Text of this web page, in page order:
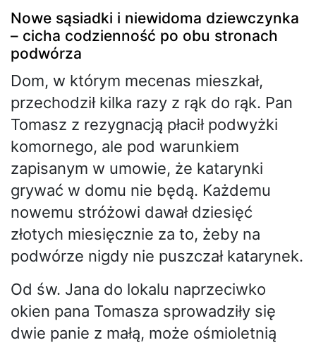
Nowe sąsiadki i niewidoma dziewczynka
– cicha codzienność po obu stronach
podwórza
Dom, w którym mecenas mieszkał,
przechodził kilka razy z rąk do rąk. Pan
Tomasz z rezygnacją płacił podwyżki
komornego, ale pod warunkiem
zapisanym w umowie, że katarynki
grywać w domu nie będą. Każdemu
nowemu stróżowi dawał dziesięć
złotych miesięcznie za to, żeby na
podwórze nigdy nie puszczał katarynek.
Od św. Jana do lokalu naprzeciwko
okien pana Tomasza sprowadziły się
dwie panie z małą, może ośmioletnią